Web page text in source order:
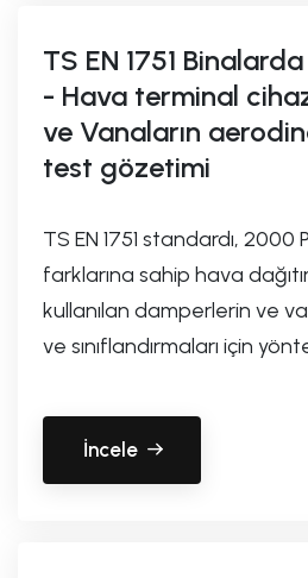
TS EN 1751
- Hava terminal
ve Vanaların
test gözetimi
TS EN 1751 standardı, 2000
farklarına sahip hava
kullanılan damperlerin ve
ve sınıflandırmaları için
İncele